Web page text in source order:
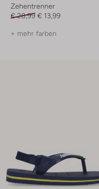
Zehentrenner
€ 28,99 € 13,99
+ mehr farben